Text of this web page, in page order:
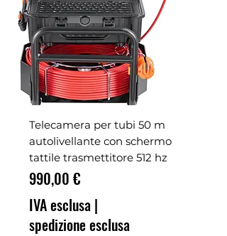
Telecamera per tubi 50 m
autolivellante con schermo
tattile trasmettitore 512 hz
Prezzo
990,00 €
IVA esclusa |
spedizione esclusa